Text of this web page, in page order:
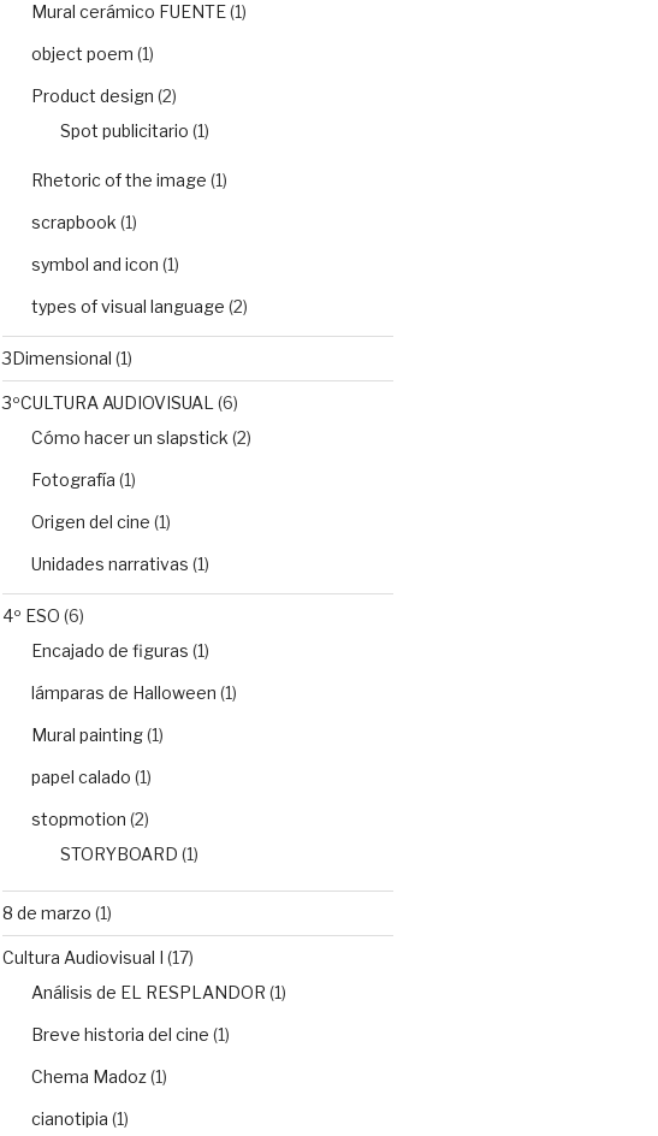
Mural cerámico FUENTE(1)
object poem (1)
Product design (2)
Spot publicitario (1)
Rhetoric of the image (1)
scrapbook (1)
symbol and icon (1)
types of visual language (2)
3Dimensional (1)
3ºCULTURA AUDIOVISUAL (6)
Cómo hacer un slapstick (2)
Fotografía (1)
Origen del cine (1)
Unidades narrativas (1)
4º ESO (6)
Encajado de figuras (1)
lámparas de Halloween (1)
Mural painting(1)
papel calado (1)
stopmotion (2)
STORYBOARD (1)
8 de marzo (1)
Cultura Audiovisual I (17)
Análisis de EL RESPLANDOR (1)
Breve historia del cine (1)
Chema Madoz(1)
cianotipia (1)